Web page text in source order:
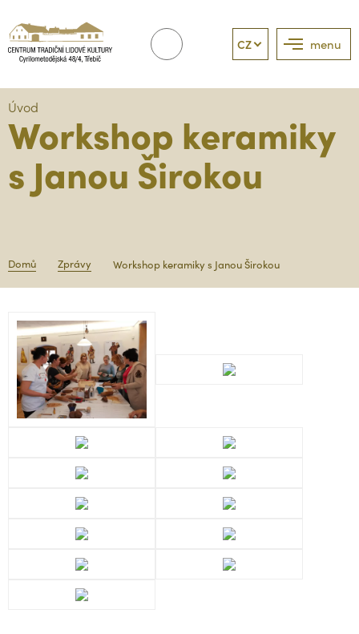
menu
CZ
Úvod
Workshop keramiky
s Janou Širokou
Domů Zprávy Workshop keramiky s Janou Širokou